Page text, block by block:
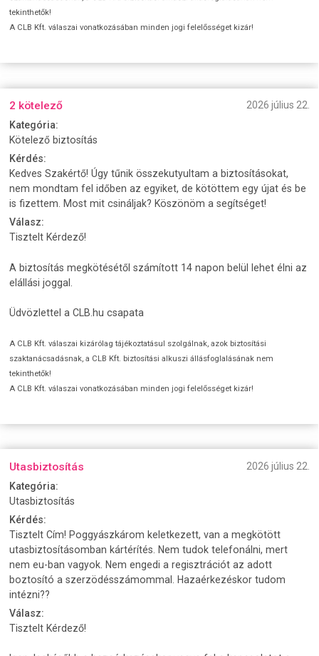
tekinthetők!
A CLB Kft. válaszai vonatkozásában minden jogi felelősséget kizár!
2 kötelező
2026 július 22.
Kategória:
Kötelező biztosítás
Kérdés:
Kedves Szakértő! Úgy tűnik összekutyultam a biztosításokat,
nem mondtam fel időben az egyiket, de kötöttem egy újat és be
is fizettem. Most mit csináljak? Köszönöm a segítséget!
Válasz:
Tisztelt Kérdező!
A biztosítás megkötésétől számított 14 napon belül lehet élni az
elállási joggal.
Üdvözlettel a CLB.hu csapata
A CLB Kft. válaszai kizárólag tájékoztatásul szolgálnak, azok biztosítási
szaktanácsadásnak, a CLB Kft. biztosítási alkuszi állásfoglalásának nem
tekinthetők!
A CLB Kft. válaszai vonatkozásában minden jogi felelősséget kizár!
Utasbiztosítás
2026 július 22.
Kategória:
Utasbiztosítás
Kérdés:
Tisztelt Cím! Poggyászkárom keletkezett, van a megkötött
utasbiztosításomban kártérítés. Nem tudok telefonálni, mert
nem eu-ban vagyok. Nem engedi a regisztrációt az adott
boztosító a szerzödésszámommal. Hazaérkezéskor tudom
intézni??
Válasz:
Tisztelt Kérdező!